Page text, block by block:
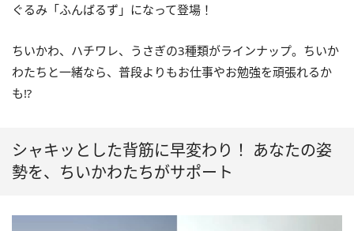
ぐるみ「ふんばるず」になって登場！
ちいかわ、ハチワレ、うさぎの3種類がラインナップ。ちいか
わたちと一緒なら、普段よりもお仕事やお勉強を頑張れるか
も⁉
シャキッとした背筋に早変わり！ あなたの姿
勢を、ちいかわたちがサポート